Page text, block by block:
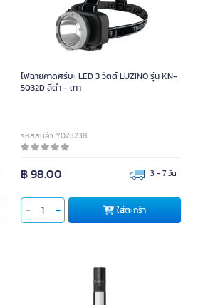
ไฟฉายคาดศรีษะ LED 3 วัตต์ LUZINO รุ่น KN-
5032D สีดำ - เทา
รหัสสินค้า Y023238
฿ 98.00 3 - 7 วัน
ใส่ตะกร้า